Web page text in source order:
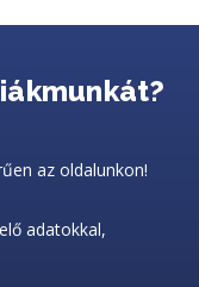
az oldalunkon!
adatokkal,